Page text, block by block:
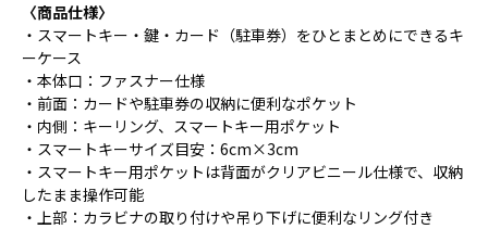
〈商品仕様〉
・スマートキー・鍵・カード（駐車券）をひとまとめにできるキ
ーケース
・本体口：ファスナー仕様
・前面：カードや駐車券の収納に便利なポケット
・内側：キーリング、スマートキー用ポケット
・スマートキーサイズ目安：6cm×3cm
・スマートキー用ポケットは背面がクリアビニール仕様で、収納
したまま操作可能
・上部：カラビナの取り付けや吊り下げに便利なリング付き